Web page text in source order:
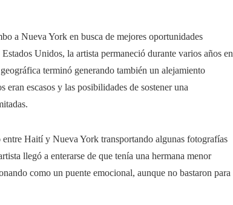
a Nueva York en busca de mejores oportunidades
Unidos, la artista permaneció durante varios años en
terminó generando también un alejamiento
escasos y las posibilidades de sostener una
Haití y Nueva York transportando algunas fotografías
llegó a enterarse de que tenía una hermana menor
como un puente emocional, aunque no bastaron para